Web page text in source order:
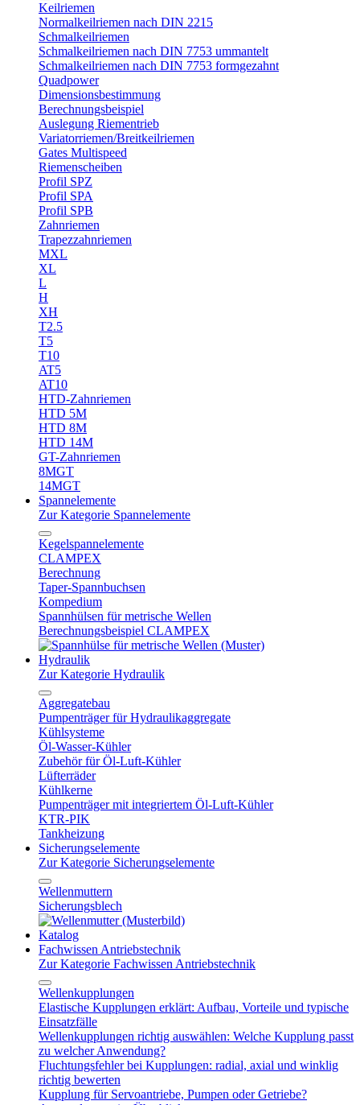
Keilriemen
Normalkeilriemen nach DIN 2215
Schmalkeilriemen
Schmalkeilriemen nach DIN 7753 ummantelt
Schmalkeilriemen nach DIN 7753 formgezahnt
Quadpower
Dimensionsbestimmung
Berechnungsbeispiel
Auslegung Riementrieb
Variatorriemen/Breitkeilriemen
Gates Multispeed
Riemenscheiben
Profil SPZ
Profil SPA
Profil SPB
Zahnriemen
Trapezzahnriemen
MXL
XL
L
H
XH
T2.5
T5
T10
AT5
AT10
HTD-Zahnriemen
HTD 5M
HTD 8M
HTD 14M
GT-Zahnriemen
8MGT
14MGT
Spannelemente
Zur Kategorie Spannelemente
Kegelspannelemente
CLAMPEX
Berechnung
Taper-Spannbuchsen
Kompedium
Spannhülsen für metrische Wellen
Berechnungsbeispiel CLAMPEX
Hydraulik
Zur Kategorie Hydraulik
Aggregatebau
Pumpenträger für Hydraulikaggregate
Kühlsysteme
Öl-Wasser-Kühler
Zubehör für Öl-Luft-Kühler
Lüfterräder
Kühlkerne
Pumpenträger mit integriertem Öl-Luft-Kühler
KTR-PIK
Tankheizung
Sicherungselemente
Zur Kategorie Sicherungselemente
Wellenmuttern
Sicherungsblech
Katalog
Fachwissen Antriebstechnik
Zur Kategorie Fachwissen Antriebstechnik
Wellenkupplungen
Elastische Kupplungen erklärt: Aufbau, Vorteile und typische
Einsatzfälle
Wellenkupplungen richtig auswählen: Welche Kupplung passt
zu welcher Anwendung?
Fluchtungsfehler bei Kupplungen: radial, axial und winklig
richtig bewerten
Kupplung für Servoantriebe, Pumpen oder Getriebe?